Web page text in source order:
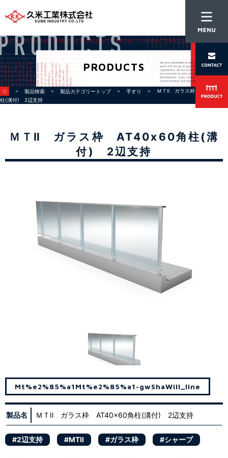
PRODUCTS
＞ 製品検索 ＞ 製品カテゴリートップ＞ 手すり
＞ ＭＴⅡ ガラス枠 AT40x60角
柱(溝付) 2辺支持
ＭＴⅡ ガラス枠 AT40x60角柱(溝
付) 2辺支持
Mt%e2%85%a1 Mt%e2%85%a1-gwShaWill_line
製品名 ＭＴⅡ ガラス枠 AT40x60角柱(溝付) 2辺支持
#2辺支持 #MTⅡ #ガラス枠 #シャープ